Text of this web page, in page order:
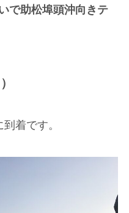
で助松埠頭沖向きテ
着です。